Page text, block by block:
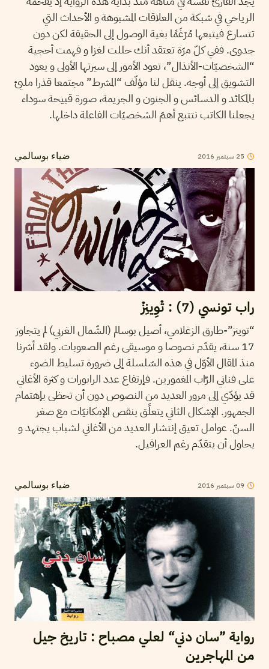
الرياحي في شبكة من العلاقات المشبوهة و الأحداث التي
تتسارع فيتبعها مُرْغَمًا بغية الوصول إلى الحقيقة لكن دون
جدوى. ففي كلّ مرّة تعتقد أنك حللت لغزا و فهمت أحجية
“الشخصيّات-الأنذال”، تعود الأمور إلى سيرتها الأولى و يعود
التشويق إلى أوجه. ينقل لنا مؤلّف “المشرط” مجتمعا قذرا مليئ
بالمكائد و الدسائس و الجنون و الجريمة، صورة قبيحة سوداء
يجعلنا الكاتب نتتبع أهمّ الشخصيّات الفاعلة داخلها.
ضياء بوسالمي 25 سبتمبر 2016
راب تونسي (7) : تْوِينِزْ
“توينز”-طارق الزغلامي، أصيل بوسالم (الشّمال الغربي) لم يتجاوز
17 سنة، يقدّم نصوصا و موسيقى رغم الصعوبات. ولقد أشرنا
منذ المقال الأوّل في هذه السّلسلة إلى ضرورة تسليط الضوء
على فناني الرٌاب المغمورين. فإرتفاع عدد الرابورات و كثرة الأغاني
قد يؤدّي إلى مرور العديد من النصوص دون أن تحظى بإهتمام
الجمهور. الإشكال الثاني يتعلًق بنقص الإمكانيّات مع صغر
السنّ. عوامل تعيق إنتشار العديد من الأغاني لشباب يجتهد و
يحاول أن يتقدّم رغم العراقيل.
ضياء بوسالمي 09سبتمبر 2016
رواية ”سان دني“ لعلي مصباح : تاريخ جيل
من المهاجرين